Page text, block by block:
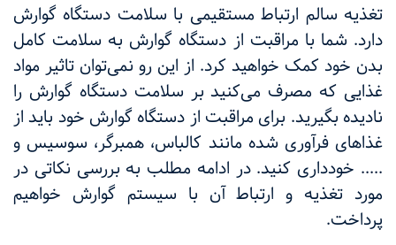
تغذیه سالم ارتباط مستقیمی با سلامت دستگاه گوارش
دارد. شما با مراقبت از دستگاه گوارش به سلامت کامل
بدن خود کمک خواهید کرد. از این رو نمی‌توان تاثیر مواد
غذایی که مصرف می‌کنید بر سلامت دستگاه گوارش را
نادیده بگیرید. برای مراقبت از دستگاه گوارش خود باید از
غذاهای فرآوری شده مانند کالباس، همبرگر، سوسیس و
..... خودداری کنید. در ادامه مطلب به بررسی نکاتی در
مورد تغذیه و ارتباط آن با سیستم گوارش خواهیم
پرداخت.